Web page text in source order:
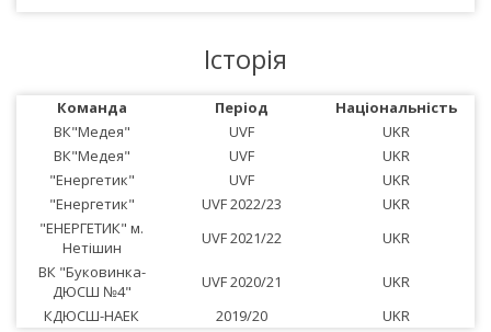
Історія
Команда Період
Національність
ВК"Медея"
UVF
UKR
ВК"Медея"
UVF
UKR
"Енергетик"
UVF
UKR
"Енергетик"
UVF 2022/23
UKR
"ЕНЕРГЕТИК" м.
Нетішин
UVF 2021/22
UKR
ВК "Буковинка-
ДЮСШ №4"
UVF 2020/21
UKR
КДЮСШ-НАЕК
2019/20 UKR